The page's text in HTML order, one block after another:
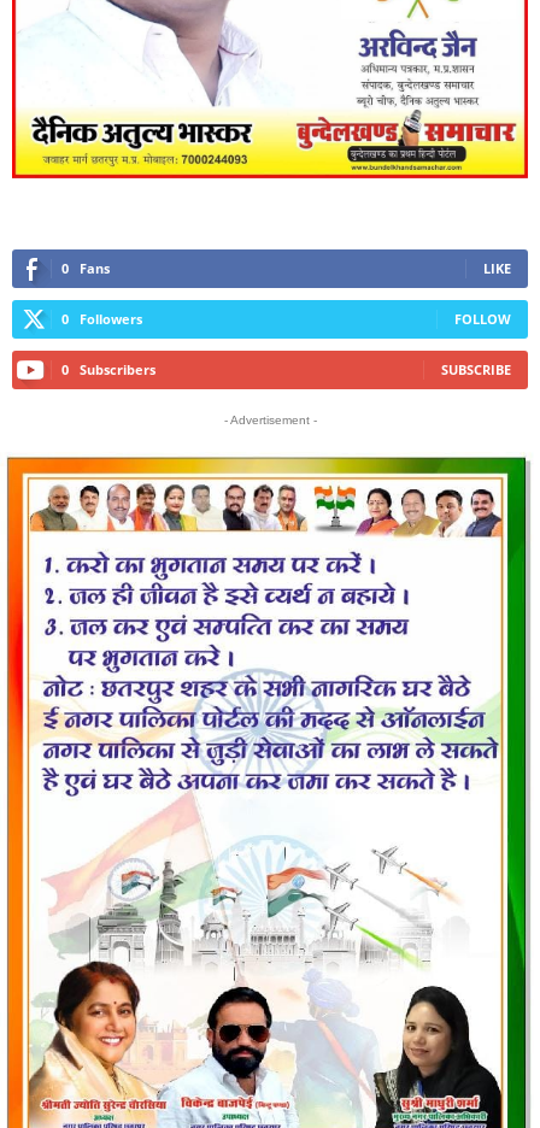
0 Fans LIKE
0 Followers FOLLOW
0 Subscribers SUBSCRIBE
- Advertisement -